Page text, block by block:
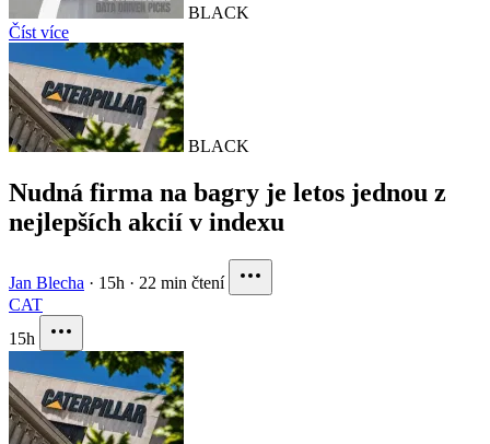
BLACK
Číst více
BLACK
Nudná firma na bagry je letos jednou z
nejlepších akcií v indexu
Jan Blecha · 15h · 22 min čtení
CAT
15h